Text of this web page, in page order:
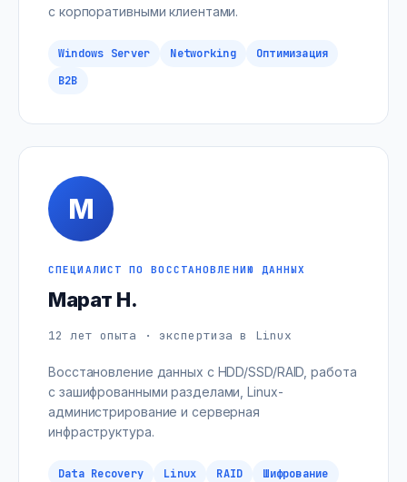
с корпоративными клиентами.
Windows Server Networking
Оптимизация
B2B
М
СПЕЦИАЛИСТ ПО ВОССТАНОВЛЕНИЮ ДАННЫХ
Марат Н.
12 лет опыта · экспертиза в Linux
Восстановление данных с HDD/SSD/RAID, работа
с зашифрованными разделами, Linux-
администрирование и серверная
инфраструктура.
Data Recovery Linux RAID Шифрование